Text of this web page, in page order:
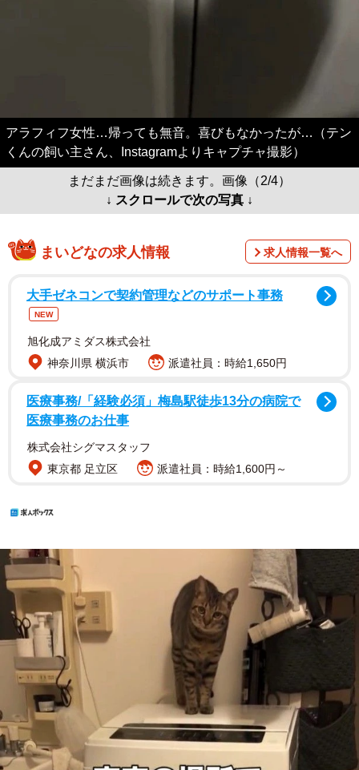
アラフィフ女性…帰っても無音。喜びもなかったが…（テン
くんの飼い主さん、Instagramよりキャプチャ撮影）
まだまだ画像は続きます。画像（2/4）
↓ スクロールで次の写真 ↓
まいどなの求人情報 求人情報一覧へ
大手ゼネコンで契約管理などのサポート事務
NEW
旭化成アミダス株式会社
神奈川県 横浜市
派遣社員：時給1,650円
医療事務/「経験必須」梅島駅徒歩13分の病院で
医療事務のお仕事
株式会社シグマスタッフ
東京都 足立区
派遣社員：時給1,600円～